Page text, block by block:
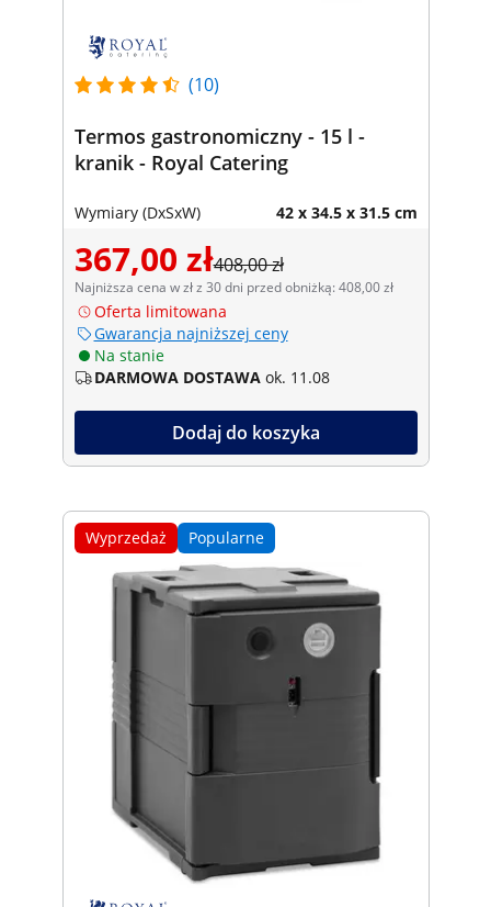
(10)
Termos gastronomiczny - 15 l -
kranik - Royal Catering
Wymiary (DxSxW) 42 x 34.5 x 31.5 cm
367,00 zł408,00 zł
Najniższa cena w zł z 30 dni przed obniżką: 408,00 zł
Oferta limitowana
Gwarancja najniższej ceny
Na stanie
DARMOWA DOSTAWA ok. 11.08
Dodaj do koszyka
Wyprzedaż Popularne